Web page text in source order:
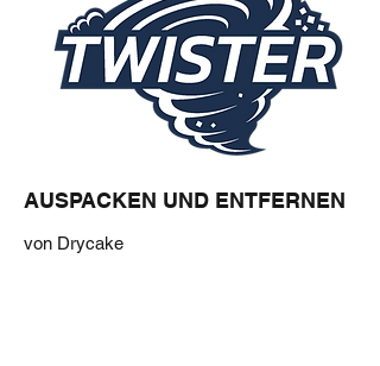
AUSPACKEN UND ENTFERNEN
von Drycake